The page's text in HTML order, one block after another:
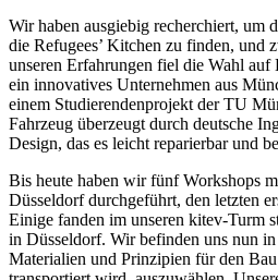
Wir haben ausgiebig recherchiert, um
die Refugees’ Kitchen zu finden, und
unseren Erfahrungen fiel die Wahl
ein innovatives Unternehmen aus
einem Studierendenprojekt der TU
Fahrzeug überzeugt durch deutsche
Design, das es leicht reparierbar und
Bis heute haben wir fünf Workshops
Düsseldorf durchgeführt, den letzten
Einige fanden im unseren kitev-Turm
in Düsseldorf. Wir befinden uns nun in
Materialien und Prinzipien für den